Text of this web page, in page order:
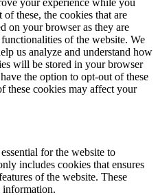
your experience while you
these, the cookies that are
on your browser as they are
of the website. We
us analyze and understand how
will be stored in your browser
the option to opt-out of these
these cookies may affect your
for the website to
includes cookies that ensures
of the website. These
information.